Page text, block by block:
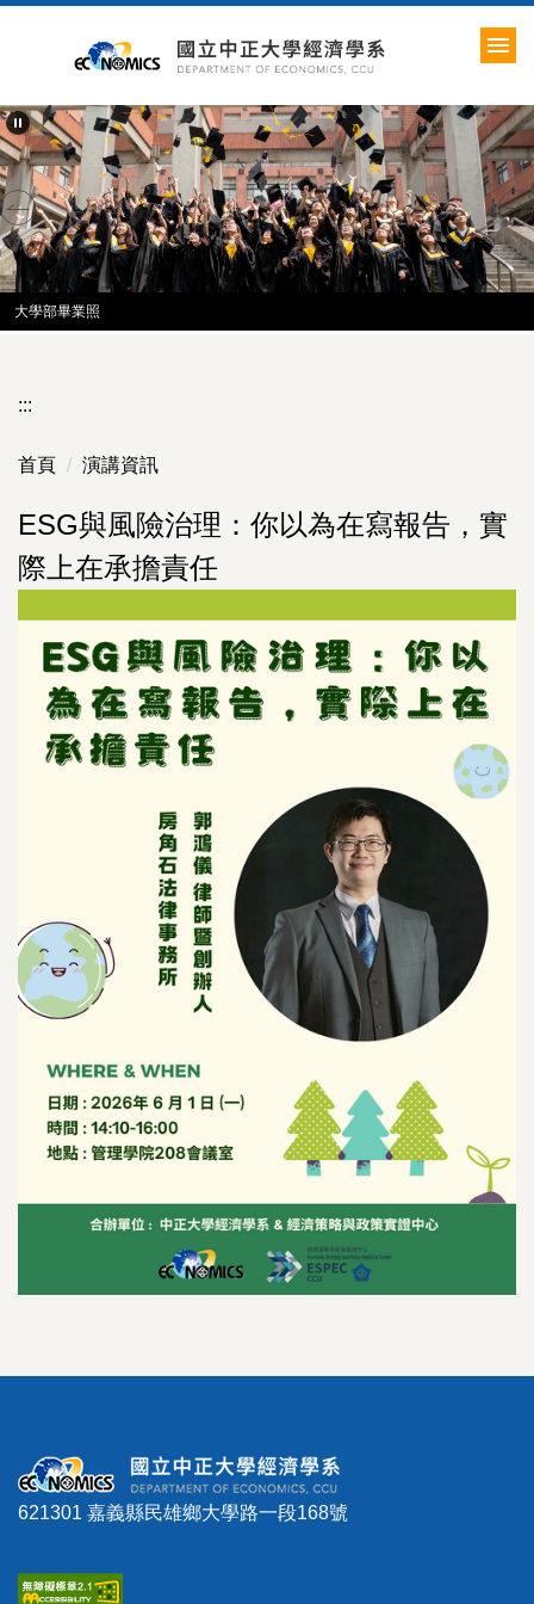
要
內
容
區
大學部畢業照
:::
首頁 演講資訊
ESG與風險治理：你以為在寫報告，實
際上在承擔責任
621301 嘉義縣民雄鄉大學路一段168號